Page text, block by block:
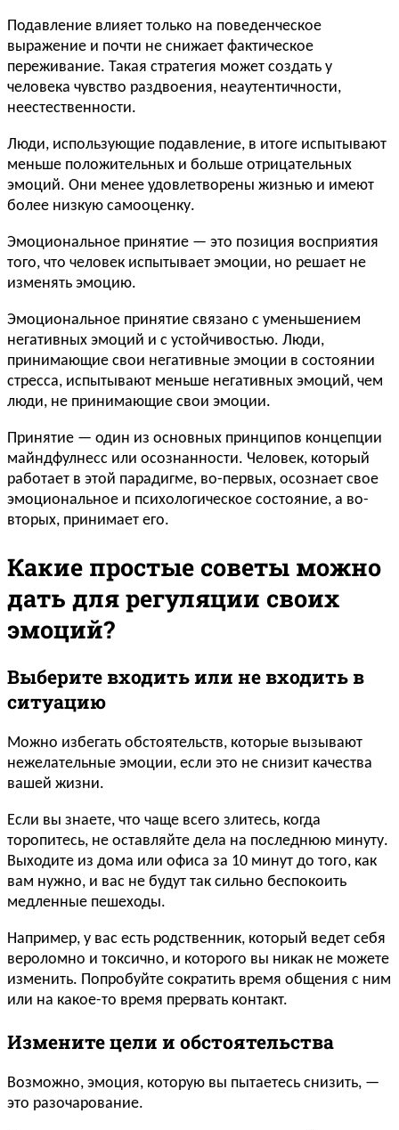
Подавление влияет только на поведенческое
выражение и почти не снижает фактическое
переживание. Такая стратегия может создать у
человека чувство раздвоения, неаутентичности,
неестественности.
Люди, использующие подавление, в итоге испытывают
меньше положительных и больше отрицательных
эмоций. Они менее удовлетворены жизнью и имеют
более низкую самооценку.
Эмоциональное принятие — это позиция восприятия
того, что человек испытывает эмоции, но решает не
изменять эмоцию.
Эмоциональное принятие связано с уменьшением
негативных эмоций и с устойчивостью. Люди,
принимающие свои негативные эмоции в состоянии
стресса, испытывают меньше негативных эмоций, чем
люди, не принимающие свои эмоции.
Принятие — один из основных принципов концепции
майндфулнесс или осознанности. Человек, который
работает в этой парадигме, во-первых, осознает свое
эмоциональное и психологическое состояние, а во-
вторых, принимает его.
Какие простые советы можно
дать для регуляции своих
эмоций?
Выберите входить или не входить в
ситуацию
Можно избегать обстоятельств, которые вызывают
нежелательные эмоции, если это не снизит качества
вашей жизни.
Если вы знаете, что чаще всего злитесь, когда
торопитесь, не оставляйте дела на последнюю минуту.
Выходите из дома или офиса за 10 минут до того, как
вам нужно, и вас не будут так сильно беспокоить
медленные пешеходы.
Например, у вас есть родственник, который ведет себя
вероломно и токсично, и которого вы никак не можете
изменить. Попробуйте сократить время общения с ним
или на какое-то время прервать контакт.
Измените цели и обстоятельства
Возможно, эмоция, которую вы пытаетесь снизить, —
это разочарование.